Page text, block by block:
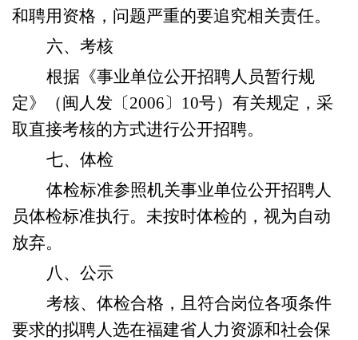
和聘用资格，问题严重的要追究相关责任。
六、考核
根据《事业单位公开招聘人员暂行规
定》（闽人发〔2006〕10号）有关规定，采
取直接考核的方式进行公开招聘。
七、体检
体检标准参照机关事业单位公开招聘人
员体检标准执行。 未按时体检的，视为自动
放弃。
八、公示
考核、体检合格，且符合岗位各项条件
要求的拟聘人选在福建省人力资源和社会保